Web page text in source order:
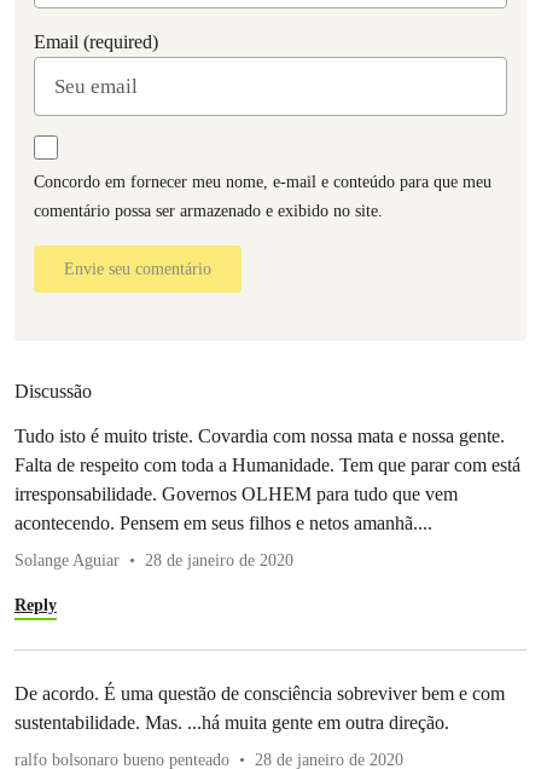
Email (required)
Concordo em fornecer meu nome, e-mail e conteúdo para que meu
comentário possa ser armazenado e exibido no site.
Envie seu comentário
Discussão
Tudo isto é muito triste. Covardia com nossa mata e nossa gente.
Falta de respeito com toda a Humanidade. Tem que parar com está
irresponsabilidade. Governos OLHEM para tudo que vem
acontecendo. Pensem em seus filhos e netos amanhã....
Solange Aguiar 28 de janeiro de 2020
Reply
De acordo. É uma questão de consciência sobreviver bem e com
sustentabilidade. Mas. ...há muita gente em outra direção.
ralfo bolsonaro bueno penteado 28 de janeiro de 2020